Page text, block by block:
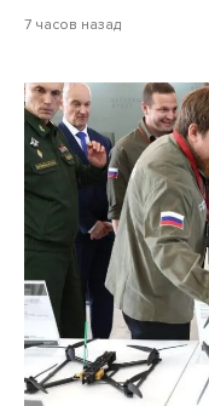
7 часов назад